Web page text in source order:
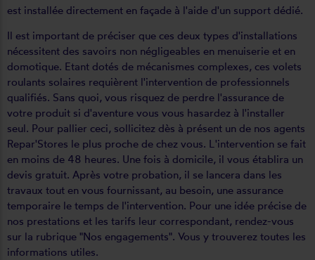
est installée directement en façade à l'aide d'un support dédié.
Il est important de préciser que ces deux types d'installations
nécessitent des savoirs non négligeables en menuiserie et en
domotique. Etant dotés de mécanismes complexes, ces volets
roulants solaires requièrent l'intervention de professionnels
qualifiés. Sans quoi, vous risquez de perdre l'assurance de
votre produit si d'aventure vous vous hasardez à l'installer
seul. Pour pallier ceci, sollicitez dès à présent un de nos agents
Repar'Stores le plus proche de chez vous. L'intervention se fait
en moins de 48 heures. Une fois à domicile, il vous établira un
devis gratuit. Après votre probation, il se lancera dans les
travaux tout en vous fournissant, au besoin, une assurance
temporaire le temps de l'intervention. Pour une idée précise de
nos prestations et les tarifs leur correspondant, rendez-vous
sur la rubrique "Nos engagements". Vous y trouverez toutes les
informations utiles.